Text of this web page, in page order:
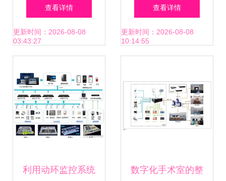
新体验、新模式、
新服务来了……
查看详情
更新时间：2026-08-08
03:43:27
方案应用价值解析
数字监控系统的核
查看详情
更新时间：2026-08-08
10:14:55
利用动环监控系统 数字化手术室的整